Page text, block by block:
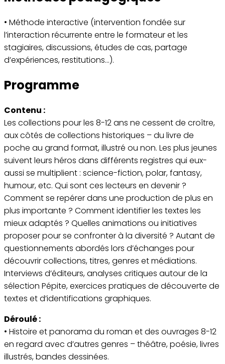
• Méthode interactive (intervention fondée sur
l’interaction récurrente entre le formateur et les
stagiaires, discussions, études de cas, partage
d’expériences, restitutions…).
Programme
Contenu :
Les collections pour les 8-12 ans ne cessent de croître,
aux côtés de collections historiques – du livre de
poche au grand format, illustré ou non. Les plus jeunes
suivent leurs héros dans différents registres qui eux-
aussi se multiplient : science-fiction, polar, fantasy,
humour, etc. Qui sont ces lecteurs en devenir ?
Comment se repérer dans une production de plus en
plus importante ? Comment identifier les textes les
mieux adaptés ? Quelles animations ou initiatives
proposer pour se confronter à la diversité ? Autant de
questionnements abordés lors d’échanges pour
découvrir collections, titres, genres et médiations.
Interviews d’éditeurs, analyses critiques autour de la
sélection Pépite, exercices pratiques de découverte de
textes et d’identifications graphiques.
Déroulé :
• Histoire et panorama du roman et des ouvrages 8-12
en regard avec d’autres genres – théâtre, poésie, livres
illustrés, bandes dessinées.